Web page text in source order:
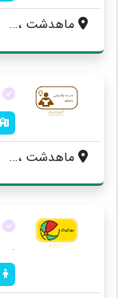
ماهدشت ، بلوار امام خميني جنب درمانگاه درسا
ماهدشت ، خيابان بي بي سکينه ، خيابان ارديبهشت ، روبروي مجتمع مسکوني
.